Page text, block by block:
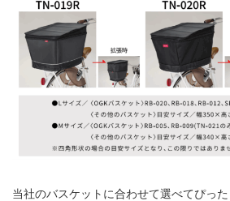
当社のバスケットに合わせて選べてぴった